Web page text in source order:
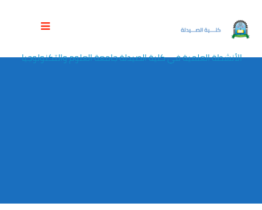
جامعة العلوم والتكنولوجيا
مواقع جامعة العلوم والتكنولوجيا
الأنشطة العلمية في كلية الصيدلة جامعة العلوم والتكنولوجيا